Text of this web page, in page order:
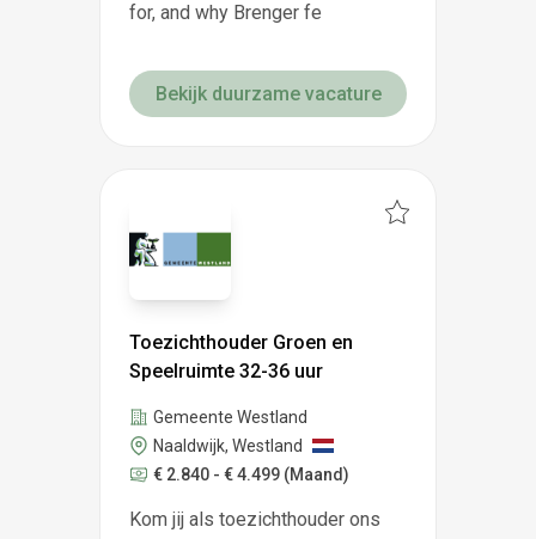
for, and why Brenger fe
Bekijk duurzame vacature
Toezichthouder Groen en
Speelruimte 32-36 uur
Gemeente Westland
Naaldwijk, Westland
€ 2.840 - € 4.499 (Maand)
Kom jij als toezichthouder ons